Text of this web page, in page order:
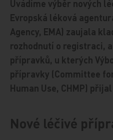
Uvádíme výběr nových
Evropská léková
Agency, EMA) zaujala
rozhodnutí o registraci,
přípravků, u kterých
přípravky (Committee
Human Use, CHMP)
Nové léčivé